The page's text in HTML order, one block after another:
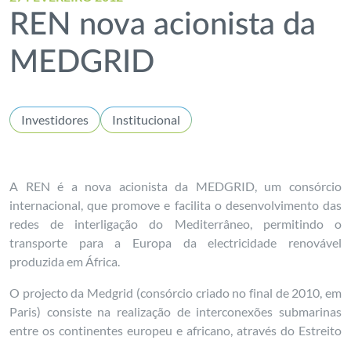
REN nova acionista da
MEDGRID
Investidores Institucional
A REN é a nova acionista da MEDGRID, um consórcio
internacional, que promove e facilita o desenvolvimento das
redes de interligação do Mediterrâneo, permitindo o
transporte para a Europa da electricidade renovável
produzida em África.
O projecto da Medgrid (consórcio criado no final de 2010, em
Paris) consiste na realização de interconexões submarinas
entre os continentes europeu e africano, através do Estreito